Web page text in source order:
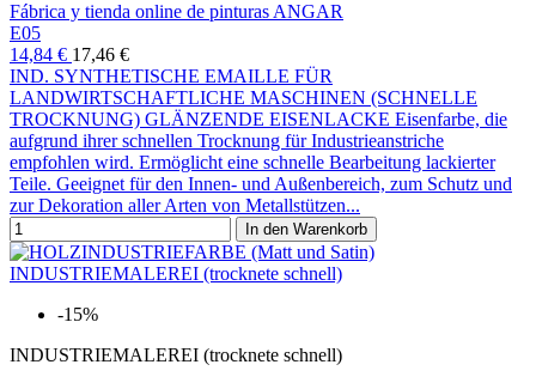
Fábrica y tienda online de pinturas ANGAR
E05
14,84 € 17,46 €
IND. SYNTHETISCHE EMAILLE FÜR
LANDWIRTSCHAFTLICHE MASCHINEN (SCHNELLE
TROCKNUNG) GLÄNZENDE EISENLACKE Eisenfarbe, die
aufgrund ihrer schnellen Trocknung für Industrieanstriche
empfohlen wird. Ermöglicht eine schnelle Bearbeitung lackierter
Teile. Geeignet für den Innen- und Außenbereich, zum Schutz und
zur Dekoration aller Arten von Metallstützen...
In den Warenkorb
-15%
INDUSTRIEMALEREI (trocknete schnell)